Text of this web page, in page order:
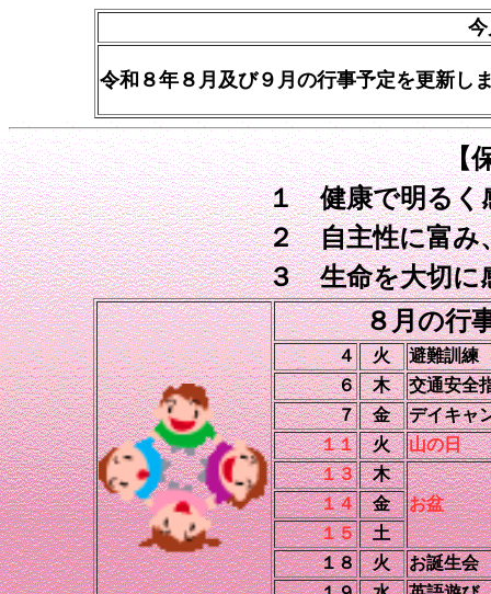
令和８年８月及び９月の行事予定を更新し
【
１ 健康で明る
２ 自主性に富み
３ 生命を大切に
８月の行
４ 火
避難訓練
６
木
交通安全
７
金
デイキャ
１１
火
山の日
１３
木
お盆
１４
金
１５
土
１８
火
お誕生会